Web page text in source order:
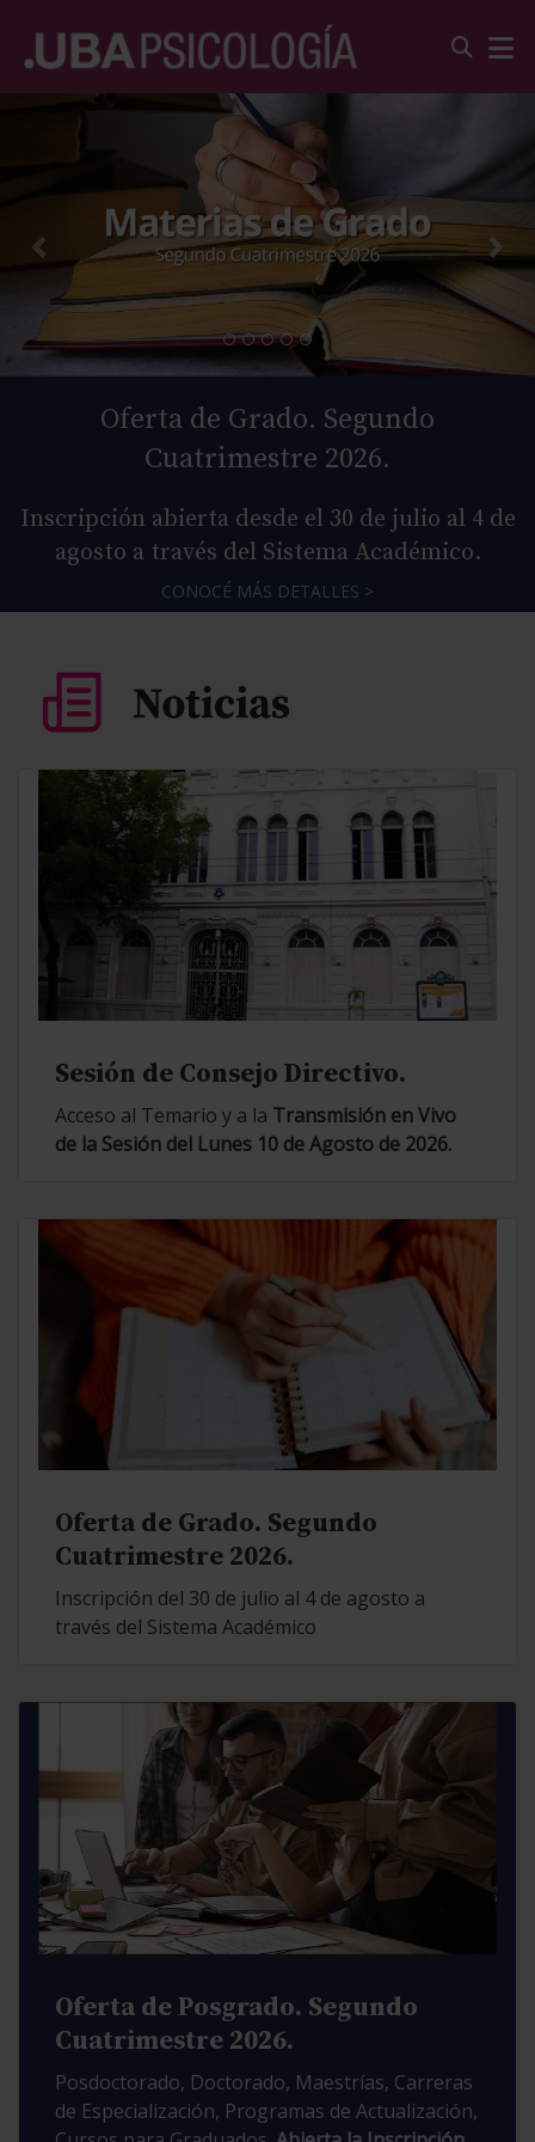
Oferta de Grado. Segundo
Cuatrimestre 2026.
Inscripción abierta desde el 30 de julio al 4 de
agosto a través del Sistema Académico.
CONOCÉ MÁS DETALLES >
Sesión de Consejo Directivo.
Acceso al Temario y a la Transmisión en Vivo
de la Sesión del Lunes 10 de Agosto de 2026.
Oferta de Grado. Segundo
Cuatrimestre 2026.
Inscripción del 30 de julio al 4 de agosto a
través del Sistema Académico
Oferta de Posgrado. Segundo
Cuatrimestre 2026.
Posdoctorado, Doctorado, Maestrías, Carreras
de Especialización, Programas de Actualización,